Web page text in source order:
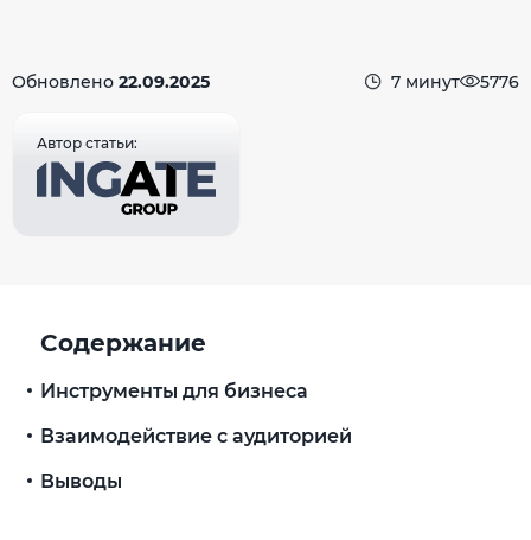
Обновлено 22.09.2025 7 минут 5776
Автор статьи:
Содержание
Инструменты для бизнеса
Взаимодействие с аудиторией
Выводы